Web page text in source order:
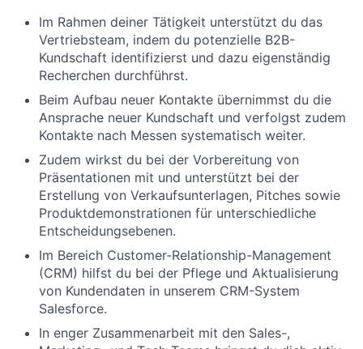
Im Rahmen deiner Tätigkeit unterstützt du das
Vertriebsteam, indem du potenzielle B2B-
Kundschaft identifizierst und dazu eigenständig
Recherchen durchführst.
Beim Aufbau neuer Kontakte übernimmst du die
Ansprache neuer Kundschaft und verfolgst zudem
Kontakte nach Messen systematisch weiter.
Zudem wirkst du bei der Vorbereitung von
Präsentationen mit und unterstützt bei der
Erstellung von Verkaufsunterlagen, Pitches sowie
Produktdemonstrationen für unterschiedliche
Entscheidungsebenen.
Im Bereich Customer-Relationship-Management
(CRM) hilfst du bei der Pflege und Aktualisierung
von Kundendaten in unserem CRM-System
Salesforce.
In enger Zusammenarbeit mit den Sales-,